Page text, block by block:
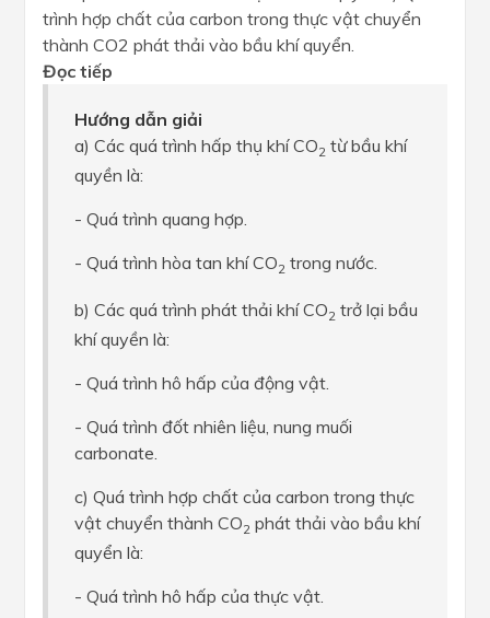
trình hợp chất của carbon trong thực vật chuyển
thành CO2 phát thải vào bầu khí quyển.
Đọc tiếp
Hướng dẫn giải
a) Các quá trình hấp thụ khí CO2 từ bầu khí
quyền là:
- Quá trình quang hợp.
- Quá trình hòa tan khí CO2 trong nước.
b) Các quá trình phát thải khí CO2 trở lại bầu
khí quyền là:
- Quá trình hô hấp của động vật.
- Quá trình đốt nhiên liệu, nung muối
carbonate.
c) Quá trình hợp chất của carbon trong thực
vật chuyển thành CO2 phát thải vào bầu khí
quyển là:
- Quá trình hô hấp của thực vật.